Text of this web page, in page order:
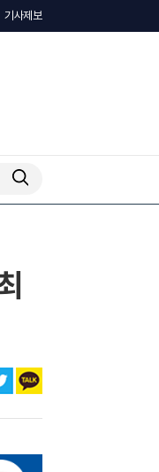
기사제보